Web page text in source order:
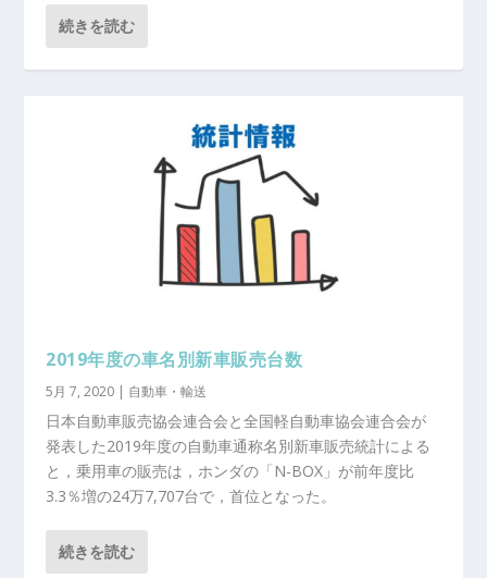
続きを読む
2019年度の車名別新車販売台数
5月 7, 2020 | 自動車・輸送
日本自動車販売協会連合会と全国軽自動車協会連合会が
発表した2019年度の自動車通称名別新車販売統計による
と，乗用車の販売は，ホンダの「N-BOX」が前年度比
3.3％増の24万7,707台で，首位となった。
続きを読む